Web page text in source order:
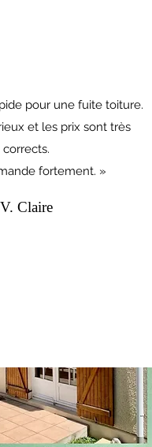
pour une fuite toiture.
et les prix sont très
corrects.
fortement. »
V. Claire